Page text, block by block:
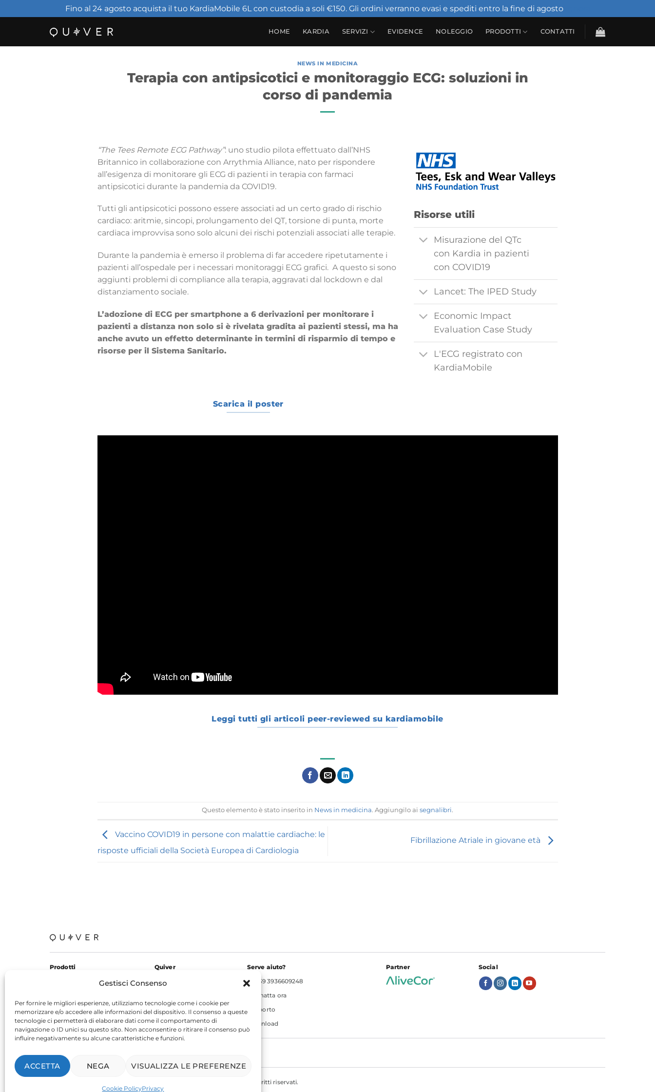
Gestisci Consenso
Per fornire le migliori esperienze, utilizziamo tecnologie come i cookie per
memorizzare e/o accedere alle informazioni del dispositivo. Il consenso a queste
tecnologie ci permetterà di elaborare dati come il comportamento di
navigazione o ID unici su questo sito. Non acconsentire o ritirare il consenso può
influire negativamente su alcune caratteristiche e funzioni.
ACCETTA NEGA VISUALIZZA LE PREFERENZE
Cookie PolicyPrivacy
Fino al 24 agosto acquista il tuo KardiaMobile 6L con custodia a soli €150. Gli ordini verranno evasi e spediti entro la fine di agosto
contenuti
HOME KARDIA SERVIZI EVIDENCE NOLEGGIO PRODOTTI CONTATTI
NEWS IN MEDICINA
Terapia con antipsicotici e monitoraggio ECG: soluzioni in
corso di pandemia
“The Tees Remote ECG Pathway”: uno studio pilota effettuato dall’NHS
Britannico in collaborazione con Arrythmia Alliance, nato per rispondere
all’esigenza di monitorare gli ECG di pazienti in terapia con farmaci
antipsicotici durante la pandemia da COVID19.
Tutti gli antipsicotici possono essere associati ad un certo grado di rischio
cardiaco: aritmie, sincopi, prolungamento del QT, torsione di punta, morte
cardiaca improvvisa sono solo alcuni dei rischi potenziali associati alle terapie.
Durante la pandemia è emerso il problema di far accedere ripetutamente i
pazienti all’ospedale per i necessari monitoraggi ECG grafici. A questo si sono
aggiunti problemi di compliance alla terapia, aggravati dal lockdown e dal
distanziamento sociale.
L’adozione di ECG per smartphone a 6 derivazioni per monitorare i
pazienti a distanza non solo si è rivelata gradita ai pazienti stessi, ma ha
anche avuto un effetto determinante in termini di risparmio di tempo e
risorse per il Sistema Sanitario.
Risorse utili
Misurazione del QTc
con Kardia in pazienti
con COVID19
Lancet: The IPED Study
Economic Impact
Evaluation Case Study
L'ECG registrato con
KardiaMobile
Scarica il poster
Leggi tutti gli articoli peer-reviewed su kardiamobile
Questo elemento è stato inserito in News in medicina. Aggiungilo ai segnalibri.
Vaccino COVID19 in persone con malattie cardiache: le
risposte ufficiali della Società Europea di Cardiologia
Fibrillazione Atriale in giovane età
Prodotti
Quiver
Chi siamo
Blog
Serve aiuto?
+39 3936609248
Chatta ora
Supporto
Download
Partner Social
Copyright 2024 © Quiver di Luca Poggesi - p.iva 03557621202 - Tutti i diritti riservati.